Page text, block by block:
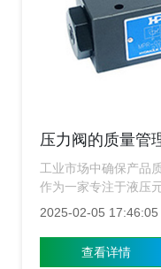
压力阀的质量管
工业市场中确保产品
作为一家专注于液压
确保所生产的压力阀
的每一个环节，还包
反馈等多个方面的严
2025-02-05 17:46:05
查看详情